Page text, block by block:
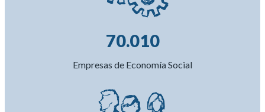
70.010
Empresas de Economía Social